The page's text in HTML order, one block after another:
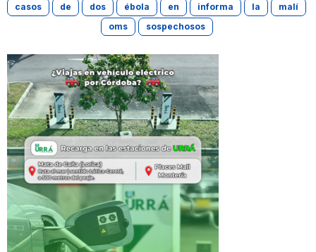
casos de dos ébola en informa la
malí
oms
sospechosos